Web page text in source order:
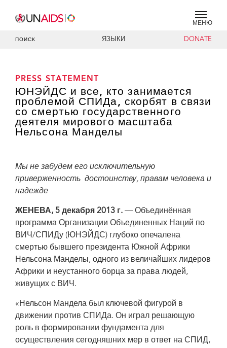
МЕНЮ
ПОИСК ЯЗЫКИ DONATE
PRESS STATEMENT
ЮНЭЙДС и все, кто занимается
проблемой СПИДа, скорбят в связи
со смертью государственного
деятеля мирового масштаба
Нельсона Манделы
Мы не забудем его исключительную
приверженность достоинству, правам человека и
надежде
ЖЕНЕВА, 5 декабря 2013 г. — Объединённая
программа Организации Объединенных Наций по
ВИЧ/СПИДу (ЮНЭЙДС) глубоко опечалена
смертью бывшего президента Южной Африки
Нельсона Манделы, одного из величайших лидеров
Африки и неустанного борца за права людей,
живущих с ВИЧ.
«Нельсон Мандела был ключевой фигурой в
движении против СПИДа. Он играл решающую
роль в формировании фундамента для
осуществления сегодняшних мер в ответ на СПИД,